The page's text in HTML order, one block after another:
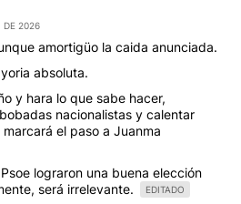
DE 2026
amortigüo la caida anunciada.
absoluta.
y hara lo que sabe hacer,
nacionalistas y calentar
el paso a Juanma
lograron una buena elección
será irrelevante.
EDITADO